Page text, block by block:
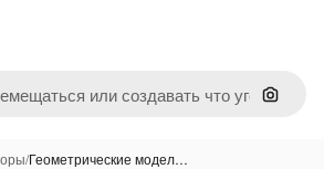
Поиск
/Геометрические модел…